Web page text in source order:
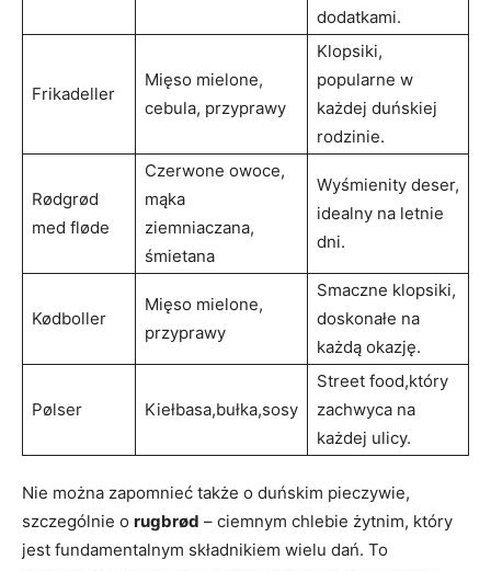
dodatkami.
Frikadeller
Mięso mielone,
cebula, przyprawy
Klopsiki,
popularne w
⁤każdej duńskiej
rodzinie.
Rødgrød
med ⁣fløde
Czerwone owoce,
mąka
ziemniaczana,
śmietana
Wyśmienity deser,
idealny na letnie
dni.
Kødboller
Mięso mielone,
przyprawy
Smaczne klopsiki,⁤
doskonałe na
każdą okazję.
Pølser Kiełbasa,bułka,sosy
Street food,który
zachwyca na
każdej ulicy.
Nie można zapomnieć także o duńskim pieczywie,
szczególnie o rugbrød – ciemnym chlebie żytnim, ⁢który
jest fundamentalnym składnikiem wielu dań. To